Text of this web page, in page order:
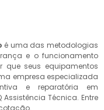
é uma das metodologias
e o funcionamento
que seus equipamentos
empresa especializada
e reparatória em
Técnica. Entre